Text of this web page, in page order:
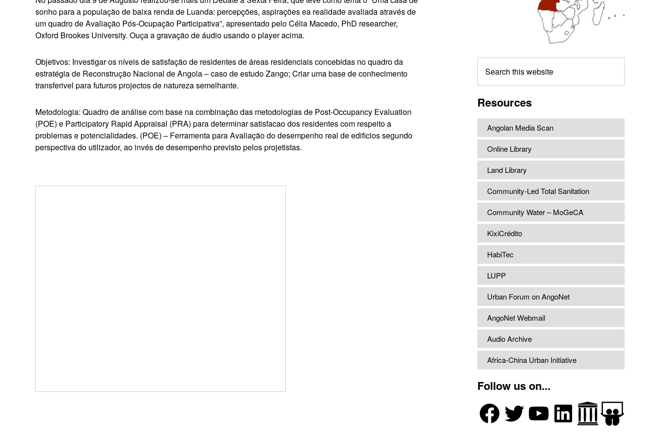
sonho para a população de baixa renda de Luanda: percepções, aspirações ea realidade avaliada através de
um quadro de Avaliação Pós-Ocupação Participativa”, apresentado pelo Célia Macedo, PhD researcher,
Oxford Brookes University. Ouça a gravação de áudio usando o player acima.
Objetivos: Investigar os níveis de satisfação de residentes de áreas residenciais concebidas no quadro da
estratégia de Reconstrução Nacional de Angola – caso de estudo Zango; Criar uma base de conhecimento
transferivel para futuros projectos de natureza semelhante.
Metodologia: Quadro de análise com base na combinação das metodologias de Post-Occupancy Evaluation
(POE) e Participatory Rapid Appraisal (PRA) para determinar satisfacao dos residentes com respeito a
problemas e potencialidades. (POE) – Ferramenta para Avaliação do desempenho real de edificios segundo
perspectiva do utilizador, ao invés de desempenho previsto pelos projetistas.
this
Resources
Angolan Media Scan
Online Library
Land Library
Community-Led Total Sanitation
Community Water – MoGeCA
KixiCrédito
HabiTec
LUPP
Urban Forum on AngoNet
AngoNet Webmail
Audio Archive
Africa-China Urban Initiative
Follow us on...